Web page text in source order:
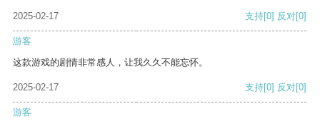
2025-02-17 支持[0] 反对[0]
游客
这款游戏的剧情非常感人，让我久久不能忘怀。
2025-02-17 支持[0] 反对[0]
游客